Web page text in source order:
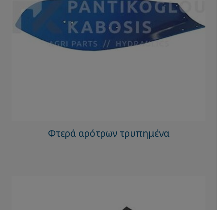
Φτερά αρότρων τρυπημένα